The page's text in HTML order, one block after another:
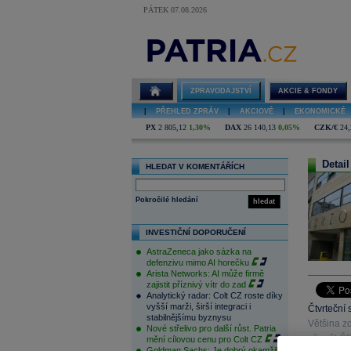
PÁTEK 07.08.2026
ZPRAVODAJSTVÍ AKCIE & FONDY
PŘEHLED ZPRÁV AKCIOVÉ EKONOMICKÉ
PX 2 805,12 1,30% DAX 26 140,13 0,05% CZK/€
HLEDAT V KOMENTÁŘÍCH
hledat
Pokročilé hledání
INVESTIČNÍ DOPORUČENÍ
AstraZeneca jako sázka na
defenzivu mimo AI horečku
Arista Networks: AI může firmě
zajistit příznivý vítr do zad
Analytický radar: Colt CZ roste díky
vyšší marži, širší integraci i
stabilnějšímu byznysu
Nové střelivo pro další růst. Patria
mění cílovou cenu pro Colt CZ
Čtvrteční
Většina
přispěl